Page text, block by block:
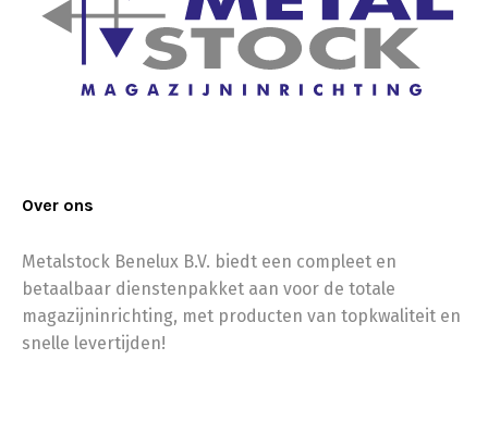
Over ons
Metalstock Benelux B.V. biedt een compleet en
betaalbaar dienstenpakket aan voor de totale
magazijninrichting, met producten van topkwaliteit en
snelle levertijden!